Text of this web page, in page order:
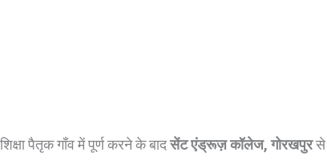
पैतृक गाँव में पूर्ण करने के बादसेंट एंड्रूज़ कॉलेज, गोरखपुरसे